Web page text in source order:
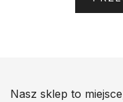
Nasz sklep to